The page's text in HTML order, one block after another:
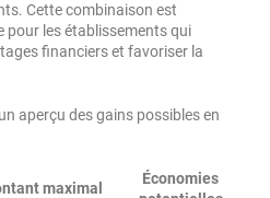
Cette combinaison est
les établissements qui
financiers et favoriser la
aperçu des gains possibles en
maximal
Économies